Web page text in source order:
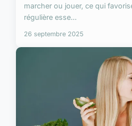
marcher ou jouer, ce qui
régulière esse...
26 septembre 2025